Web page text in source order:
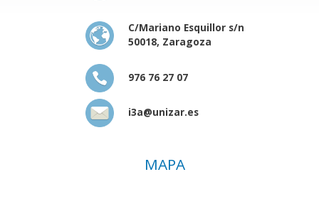
C/Mariano Esquillor s/n
50018, Zaragoza
976 76 27 07
i3a@unizar.es
MAPA